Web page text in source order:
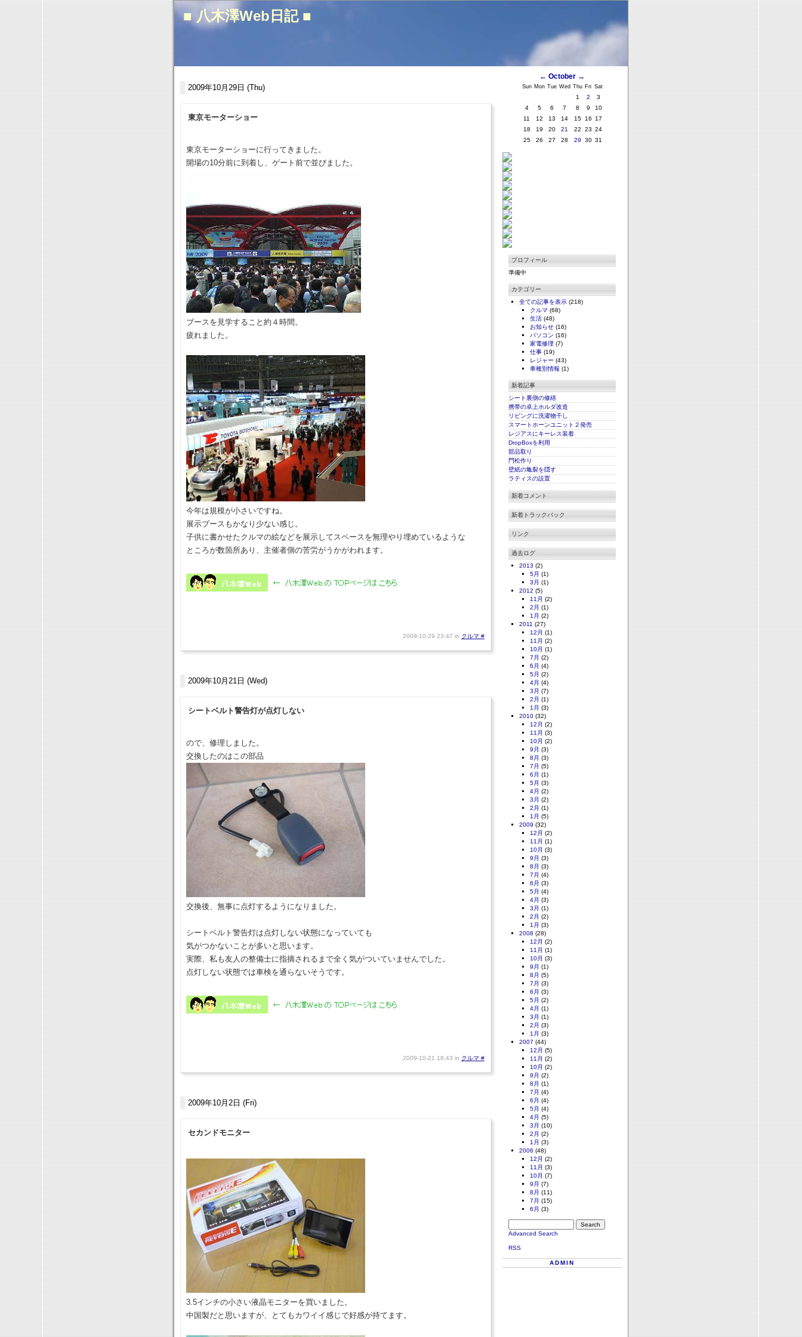
■ 八木澤Web日記 ■
2009年10月29日 (Thu)
東京モーターショー
東京モーターショーに行ってきました。
開場の10分前に到着し、ゲート前で並びました。
ブースを見学すること約４時間。
疲れました。
今年は規模が小さいですね。
展示ブースもかなり少ない感じ。
子供に書かせたクルマの絵などを展示してスペースを無理やり埋めているような
ところが数箇所あり、主催者側の苦労がうかがわれます。
2009-10-29 23:47 in クルマ #
2009年10月21日 (Wed)
シートベルト警告灯が点灯しない
ので、修理しました。
交換したのはこの部品
交換後、無事に点灯するようになりました。
シートベルト警告灯は点灯しない状態になっていても
気がつかないことが多いと思います。
実際、私も友人の整備士に指摘されるまで全く気がついていませんでした。
点灯しない状態では車検を通らないそうです。
2009-10-21 18:43 in クルマ #
2009年10月2日 (Fri)
セカンドモニター
3.5インチの小さい液晶モニターを買いました。
中国製だと思いますが、とてもカワイイ感じで好感が持てます。
← October →
Sun Mon Tue Wed Thu Fri Sat
1 2
3
4
5 6 7 8 9
10
11
12 13 14 15 16
17
18
19 20 21 22 23 24
25
26 27 28 29 30 31
プロフィール
準備中
カテゴリー
全ての記事を表示 (218)
クルマ (68)
生活 (48)
お知らせ (16)
パソコン (16)
家電修理 (7)
仕事 (19)
レジャー (43)
車種別情報 (1)
新着記事
シート裏側の修繕
携帯の卓上ホルダ改造
リビングに洗濯物干し
スマートホーンユニット２発売
レジアスにキーレス装着
DropBoxを利用
部品取り
門松作り
壁紙の亀裂を隠す
ラティスの設置
新着コメント
新着トラックバック
リンク
過去ログ
2013 (2)
5月 (1)
3月 (1)
2012 (5)
11月 (2)
2月 (1)
1月 (2)
2011 (27)
12月 (1)
11月 (2)
10月 (1)
7月 (2)
6月 (4)
5月 (2)
4月 (4)
3月 (7)
2月 (1)
1月 (3)
2010 (32)
12月 (2)
11月 (3)
10月 (2)
9月 (3)
8月 (3)
7月 (5)
6月 (1)
5月 (3)
4月 (2)
3月 (2)
2月 (1)
1月 (5)
2009 (32)
12月 (2)
11月 (1)
10月 (3)
9月 (3)
8月 (3)
7月 (4)
6月 (3)
5月 (4)
4月 (3)
3月 (1)
2月 (2)
1月 (3)
2008 (28)
12月 (2)
11月 (1)
10月 (3)
9月 (1)
8月 (5)
7月 (3)
6月 (3)
5月 (2)
4月 (1)
3月 (1)
2月 (3)
1月 (3)
2007 (44)
12月 (5)
11月 (2)
10月 (2)
9月 (2)
8月 (1)
7月 (4)
6月 (4)
5月 (4)
4月 (5)
3月 (10)
2月 (2)
1月 (3)
2006 (48)
12月 (2)
11月 (3)
10月 (7)
9月 (7)
8月 (11)
7月 (15)
6月 (3)
Advanced Search
RSS
ADMIN